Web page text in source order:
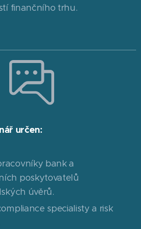
finančního trhu.
určen:
bank a
poskytovatelů
úvěrů.
specialisty a risk